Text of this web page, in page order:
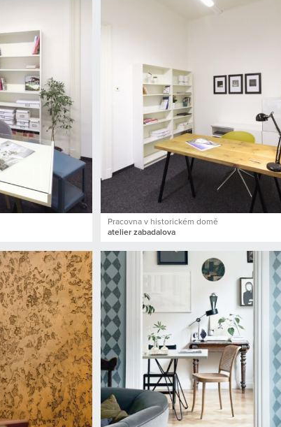
Pracovna v historickém domě
atelier zabadalova